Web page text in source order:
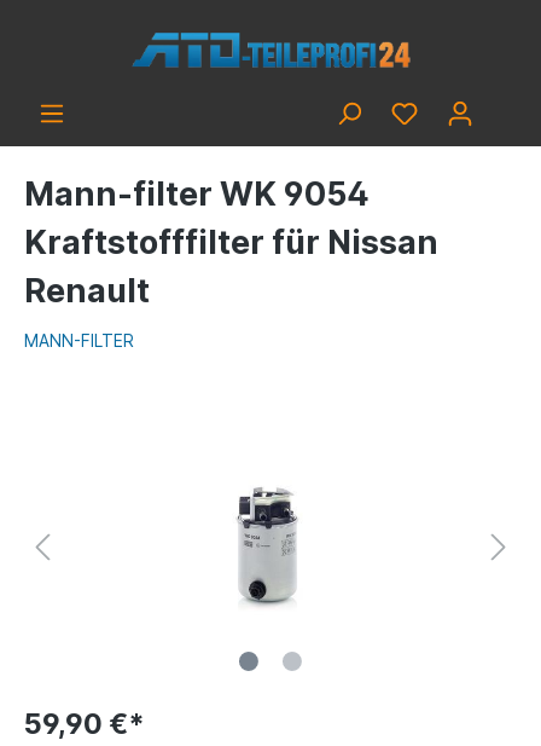
Mann-filter WK 9054
Kraftstofffilter für Nissan
Renault
MANN-FILTER
59,90 €*